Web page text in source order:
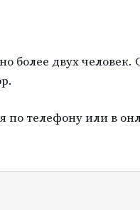
более двух человек.
по телефону или в